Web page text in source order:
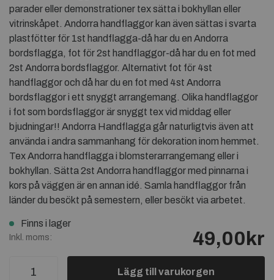
parader eller demonstrationer tex sätta i bokhyllan eller
vitrinskåpet. Andorra handflaggor kan även sättas i svarta
plastfötter för 1st handflagga-då har du en Andorra
bordsflagga, fot för 2st handflaggor-då har du en fot med
2st Andorra bordsflaggor. Alternativt fot för 4st
handflaggor och då har du en fot med 4st Andorra
bordsflaggor i ett snyggt arrangemang. Olika handflaggor
i fot som bordsflaggor är snyggt tex vid middag eller
bjudningar!! Andorra Handflagga går naturligtvis även att
använda i andra sammanhang för dekoration inom hemmet.
Tex Andorra handflagga i blomsterarrangemang eller i
bokhyllan. Sätta 2st Andorra handflaggor med pinnarna i
kors på väggen är en annan idé. Samla handflaggor från
länder du besökt på semestern, eller besökt via arbetet.
Finns i lager
Inkl. moms: 49,00kr
Lägg till varukorgen